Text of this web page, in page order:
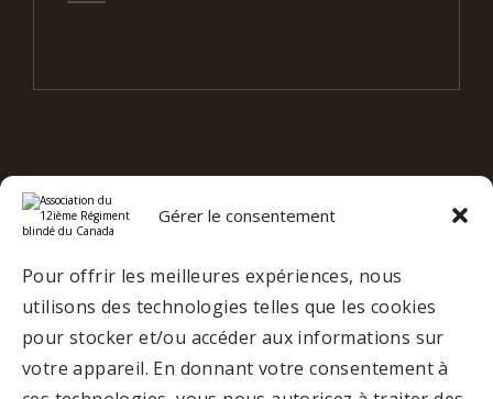
Gérer le consentement
Pour offrir les meilleures expériences, nous
utilisons des technologies telles que les cookies
pour stocker et/ou accéder aux informations sur
votre appareil. En donnant votre consentement à
12eRBC SUR LES RÉSEAUX
VALCARTIER